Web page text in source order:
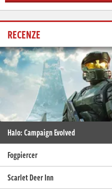
RECENZE
Halo: Campaign Evolved
Fogpiercer
Scarlet Deer Inn